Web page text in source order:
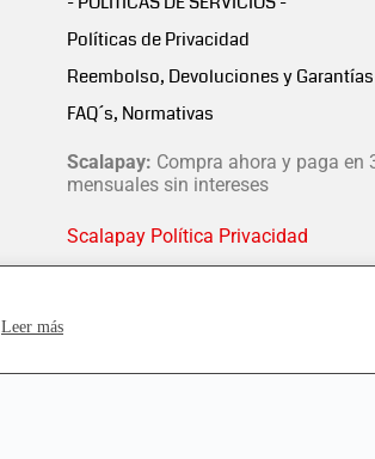
Leer más
Políticas de Privacidad
Reembolso, Devoluciones y Garantías
FAQ´s, Normativas
Scalapay: Compra ahora y paga en
mensuales sin intereses
Scalapay Política Privacidad